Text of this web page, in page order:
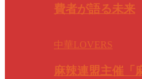
費者が語る未来
中華LOVERS
麻辣連盟主催「